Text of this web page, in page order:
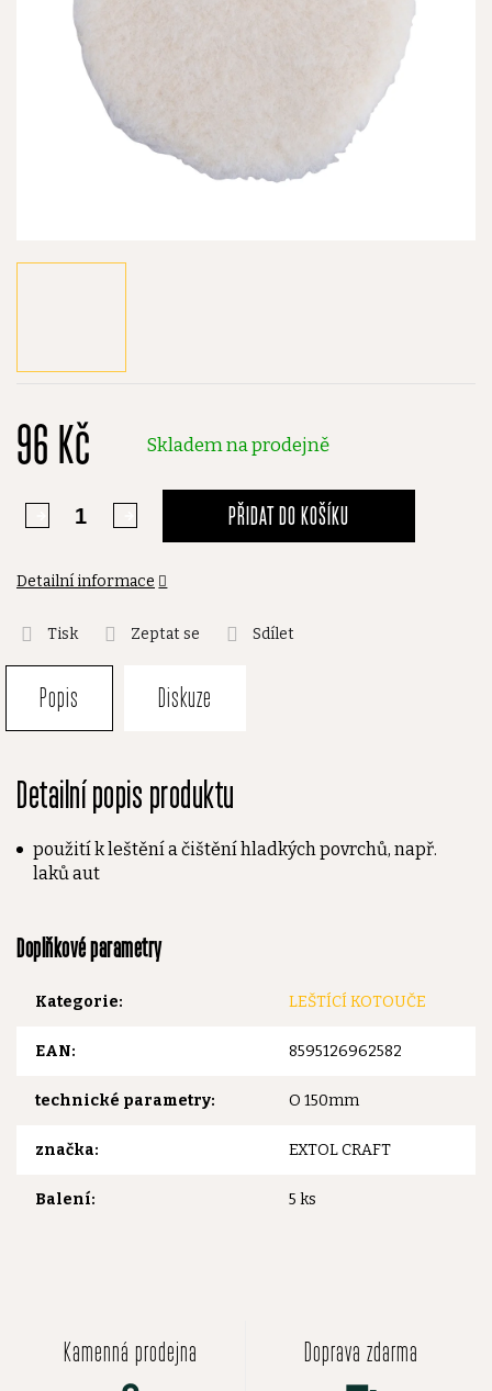
96 Kč Skladem na prodejně
PŘIDAT DO KOŠÍKU
Detailní informace
Tisk Zeptat se Sdílet
Popis Diskuze
Detailní popis produktu
použití k leštění a čištění hladkých povrchů, např.
laků aut
Doplňkové parametry
Kategorie: LEŠTÍCÍ KOTOUČE
EAN: 8595126962582
technické parametry: O 150mm
značka: EXTOL CRAFT
Balení: 5 ks
Kamenná prodejna Doprava zdarma